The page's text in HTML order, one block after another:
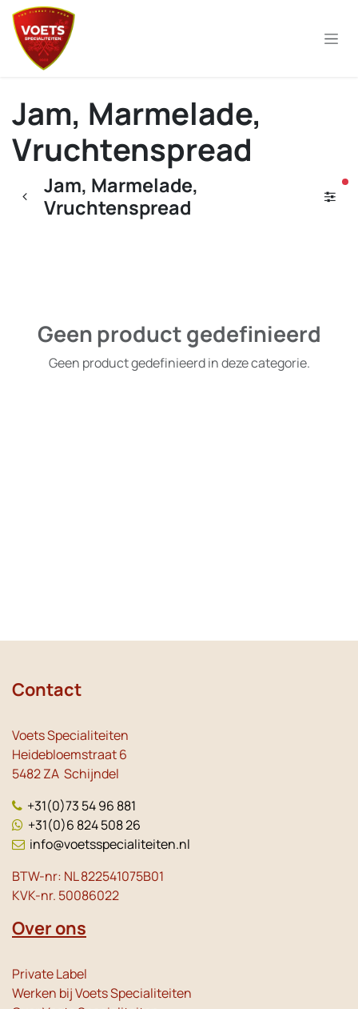
Overslaan naar inhoud
Jam, Marmelade,
Vruchtenspread
Jam, Marmelade,
Vruchtenspread
Geen product gedefinieerd
Geen product gedefinieerd in deze categorie.
Contact
Voets Specialiteiten
Heidebloemstraat 6
5482 ZA Schijndel
+31(0)73 54 96 881
+31(0)6 824 508 26
info@voetsspecialiteiten.nl
BTW-nr: NL 822541075B01
KVK-nr. 50086022
Over ons
Private Label
Werken bij Voets Specialiteiten